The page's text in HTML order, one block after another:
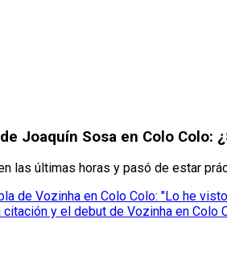
Joaquín Sosa en Colo Colo:
las últimas horas y pasó de estar
de Vozinha en Colo Colo: "Lo he
citación y el debut de Vozinha en Colo